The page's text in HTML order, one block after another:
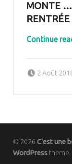
MONTE …
Continue
2 Août
© 2026 C'est une
WordPresstheme.